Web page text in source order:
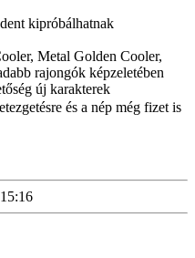
kipróbálhatnak
Metal Golden Cooler,
rajongók képzeletében
új karakterek
és a nép még fizet is